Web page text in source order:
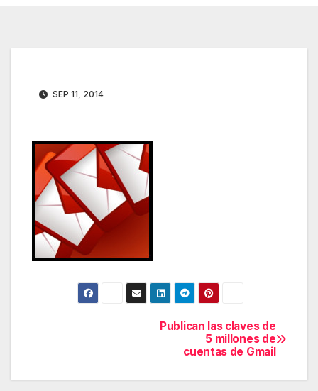
SEP 11, 2014
Publican las claves de
5 millones de
cuentas de Gmail